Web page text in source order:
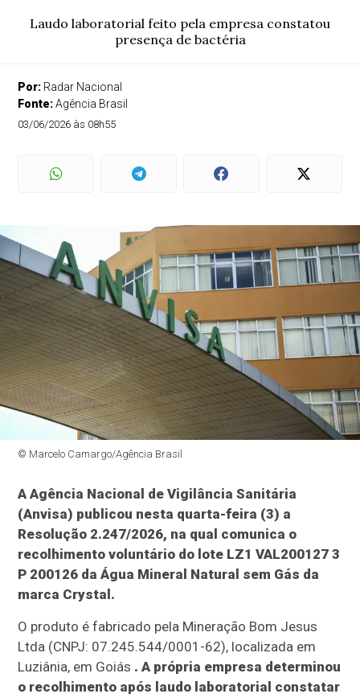
Laudo laboratorial feito pela empresa constatou
presença de bactéria
Por: Radar Nacional
Fonte:Agência Brasil
03/06/2026 às 08h55
© Marcelo Camargo/Agência Brasil
A Agência Nacional de Vigilância Sanitária
(Anvisa) publicou nesta quarta-feira (3) a
Resolução 2.247/2026, na qual comunica o
recolhimento voluntário do lote LZ1 VAL200127 3
P 200126 da Água Mineral Natural sem Gás da
marca Crystal.
O produto é fabricado pela Mineração Bom Jesus
Ltda (CNPJ: 07.245.544/0001-62), localizada em
Luziânia, em Goiás . A própria empresa determinou
o recolhimento após laudo laboratorial constatar